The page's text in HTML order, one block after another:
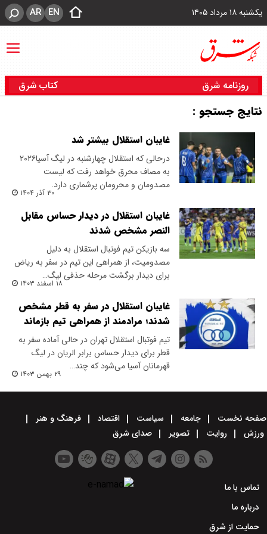
یکشنبه ۱۸ مرداد ۱۴۰۵ EN
AR
روزنامه شرق کتاب شرق
نتایج جستجو :
غایبان استقلال بیشتر شد
درحالی که استقلال چهارشنبه در لیگ آسیا۲۰۲۶
به مصاف محرق خواهد رفت که لیست
مصدومان و محرومان پرشماری دارد.
۳۰ آذر ۱۴۰۴
غایبان استقلال در دیدار حساس مقابل
النصر مشخص شدند
سه بازیکن تیم فوتبال استقلال به دلیل
مصدومیت، از همراهی این تیم در سفر به ریاض
برای دیدار برگشت مرحله حذفی لیگ…
۱۸ اسفند ۱۴۰۳
غایبان استقلال در سفر به قطر مشخص
شدند؛ مرادمند از همراهی تیم بازماند
تیم فوتبال استقلال تهران در حالی آماده سفر به
قطر برای دیدار حساس برابر الریان در لیگ
قهرمانان آسیا می‌شود که چند…
۲۹ بهمن ۱۴۰۳
صفحه نخست جامعه سیاست اقتصاد
فرهنگ و هنر
ورزش
روایت تصویر صدای شرق
تماس با ما
درباره ما
حمایت از شرق